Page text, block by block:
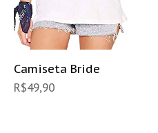
Camiseta Bride
R$49,90